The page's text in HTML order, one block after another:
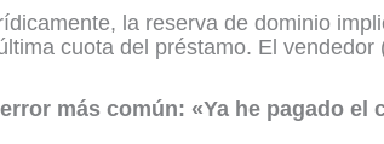
la reserva de dominio
cuota del préstamo. El
más común: «Ya he pagado el